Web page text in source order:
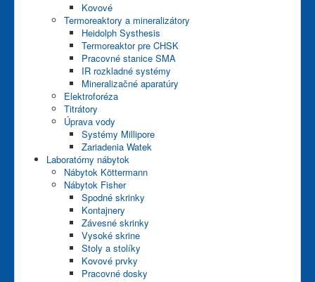
Kovové
Termoreaktory a mineralizátory
Heidolph Systhesis
Termoreaktor pre CHSK
Pracovné stanice SMA
IR rozkladné systémy
Mineralizačné aparatúry
Elektroforéza
Titrátory
Úprava vody
Systémy Millipore
Zariadenia Watek
Laboratórny nábytok
Nábytok Köttermann
Nábytok Fisher
Spodné skrinky
Kontajnery
Závesné skrinky
Vysoké skrine
Stoly a stolíky
Kovové prvky
Pracovné dosky